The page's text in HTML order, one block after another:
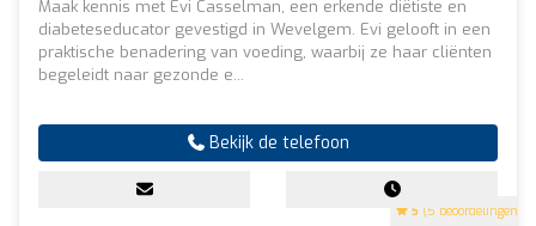
5 (5 beoordelingen)
Maak kennis met Evi Casselman, een erkende diëtiste en
diabeteseducator gevestigd in Wevelgem. Evi gelooft in een
praktische benadering van voeding, waarbij ze haar cliënten
begeleidt naar gezonde e...
Bekijk de telefoon